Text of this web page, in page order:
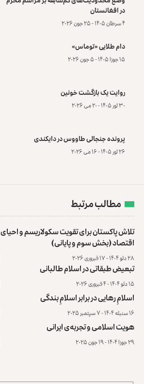
در افغانستان
۴ سرطان ۱۴۰۵ - ۲۵ جون ۲۰۲۶
دام طلایی «توماس»
۱۵ جوزا ۱۴۰۵ - ۵ جون ۲۰۲۶
روایت یک بازگشت خونین
۳۰ ثور ۱۴۰۵ - ۲۰ می ۲۰۲۶
پرونده‌ جنجالی طاووس در دایکندی
۲۶ ثور ۱۴۰۵ - ۱۶ می ۲۰۲۶
مطالب مرتبط
تلاش پاکستان برای تقویت سکولاریسم و احیای
اقتصاد (بخش سوم و پایانی)
۲۸ دلو ۱۴۰۴ - ۱۷ فبروری ۲۰۲۶
تبعیض طبقاتی در اسلام طالبانی
۱۵ دلو ۱۴۰۴ - ۴ فبروری ۲۰۲۶
اسلامِ رهایی در برابر اسلامِ بندگی
۱۶ سنبله ۱۴۰۴ - ۷ سپتمبر ۲۰۲۵
هویت اسلامی و تجربه‌ی ایرانی
۲۹ جوزا ۱۴۰۴ - ۱۹ جون ۲۰۲۵